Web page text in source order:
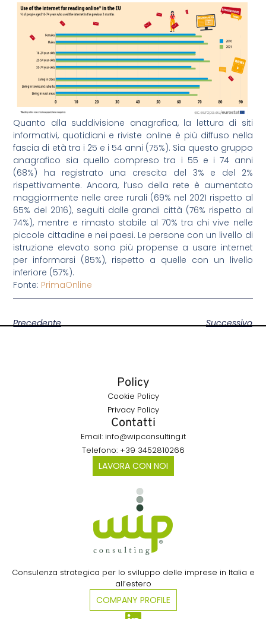
Quanto alla suddivisione anagrafica, la lettura di siti
informativi, quotidiani e riviste online è più diffuso nella
fascia di età tra i 25 e i 54 anni (75%). Sia questo gruppo
anagrafico sia quello compreso tra i 55 e i 74 anni
(68%) ha registrato una crescita del 3% e del 2%
rispettivamente. Ancora, l’uso della rete è aumentato
maggiormente nelle aree rurali (69% nel 2021 rispetto al
65% del 2016), seguiti dalle grandi città (76% rispetto al
74%), mentre e rimasto stabile al 70% tra chi vive nelle
piccole cittadine e nei paesi. Le persone con un livello di
istruzione elevato sono più propense a usare internet
per informarsi (85%), rispetto a quelle con un livello
inferiore (57%).
Fonte: PrimaOnline
Precedente Successivo
Consulenza strategica per lo sviluppo delle imprese in Italia e
all’estero​
COMPANY PROFILE
Policy
Cookie Policy
Privacy Policy
Contatti
Email: info@wipconsulting.it
Telefono: +39 3452810266
LAVORA CON NOI